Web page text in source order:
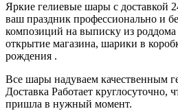
Яркие гелиевые шары с
ваш праздник профессионально и
композиций на выписку из
открытие магазина, шарики в
рождения .
Все шары надуваем качественным
Доставка Работает круглосуточно,
пришла в нужный момент.